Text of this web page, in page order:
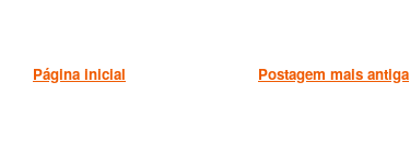
Postagem mais antiga
Página inicial